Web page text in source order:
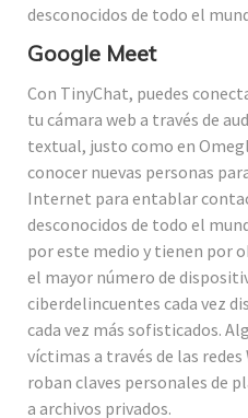
desconocidos de todo el
Google Meet
Con TinyChat, puedes
tu cámara web a través de
textual, justo como en
conocer nuevas personas
Internet para entablar
desconocidos de todo el
por este medio y tienen por
el mayor número de
ciberdelincuentes cada vez
cada vez más sofisticados.
víctimas a través de las
roban claves personales de
a archivos privados.